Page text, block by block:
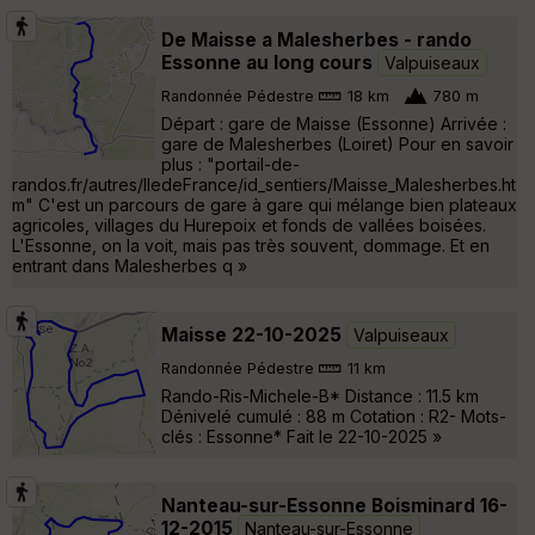
De Maisse a Malesherbes - rando
Essonne au long cours
Valpuiseaux
Randonnée Pédestre 18 km 780 m
Départ : gare de Maisse (Essonne) Arrivée :
gare de Malesherbes (Loiret) Pour en savoir
plus : "portail-de-
randos.fr/autres/IledeFrance/id_sentiers/Maisse_Malesherbes.ht
m" C'est un parcours de gare à gare qui mélange bien plateaux
agricoles, villages du Hurepoix et fonds de vallées boisées.
L'Essonne, on la voit, mais pas très souvent, dommage. Et en
entrant dans Malesherbes q »
Maisse 22-10-2025 Valpuiseaux
Randonnée Pédestre 11 km
Rando-Ris-Michele-B* Distance : 11.5 km
Dénivelé cumulé : 88 m Cotation : R2- Mots-
clés : Essonne* Fait le 22-10-2025 »
Nanteau-sur-Essonne Boisminard 16-
12-2015
Nanteau-sur-Essonne